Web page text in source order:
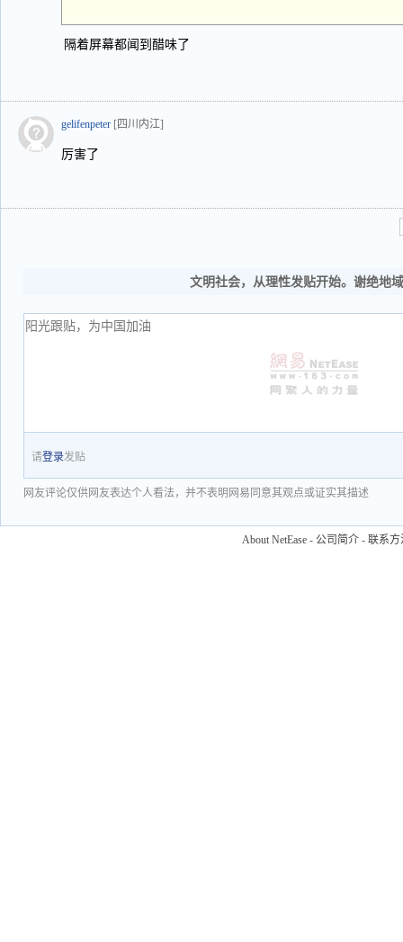
隔着屏幕都闻到醋味了
gelifenpeter [四川内江]
厉害了
文明社会，从理性发贴开始。谢绝地
请登录发贴
网友评论仅供网友表达个人看法，并不表明网易同意其观点或证实其描述
About NetEase - 公司简介 - 联系方